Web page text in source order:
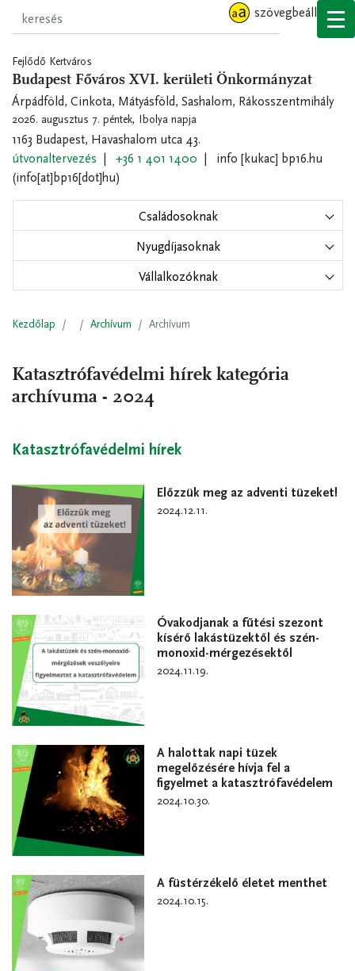
szövegbeállítások
Fejlődő Kertváros
Budapest Főváros XVI. kerületi Önkormányzat
Árpádföld, Cinkota, Mátyásföld, Sashalom, Rákosszentmihály
2026. augusztus 7. péntek, Ibolya napja
1163 Budapest, Havashalom utca 43.
útvonaltervezés
+36 1 401 1400 info [kukac] bp16.hu
(info[at]bp16[dot]hu)
Családosoknak
Nyugdíjasoknak
Vállalkozóknak
Kezdőlap Archívum Archívum
Katasztrófavédelmi hírek kategória
archívuma - 2024
Katasztrófavédelmi hírek
Előzzük meg az adventi tüzeket!
2024.12.11.
Óvakodjanak a fűtési szezont
kísérő lakástüzektől és szén-
monoxid-mérgezésektől
2024.11.19.
A halottak napi tüzek
megelőzésére hívja fel a
figyelmet a katasztrófavédelem
2024.10.30.
A füstérzékelő életet menthet
2024.10.15.